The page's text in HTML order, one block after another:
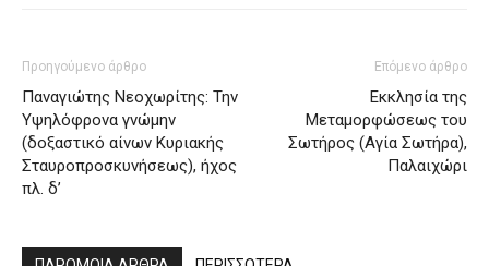
Προηγούμενο άρθρο
Παναγιώτης Νεοχωρίτης: Την
Υψηλόφρονα γνώμην
(δοξαστικό αίνων Κυριακής
Σταυροπροσκυνήσεως), ήχος
πλ. δ’
Επόμενο άρθρο
Εκκλησία της
Μεταμορφώσεως του
Σωτήρος (Αγία Σωτήρα),
Παλαιχώρι